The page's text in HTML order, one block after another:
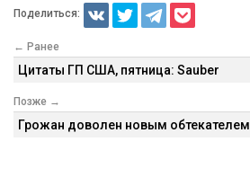
Поделиться:
← Ранее
Цитаты ГП США, пятница: Sauber
Позже →
Грожан доволен новым обтекателем